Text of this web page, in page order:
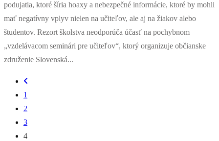
podujatia, ktoré šíria hoaxy a nebezpečné informácie, ktoré by mohli
mať negatívny vplyv nielen na učiteľov, ale aj na žiakov alebo
študentov. Rezort školstva neodporúča účasť na pochybnom
„vzdelávacom seminári pre učiteľov“, ktorý organizuje občianske
združenie Slovenská...
1
2
3
4